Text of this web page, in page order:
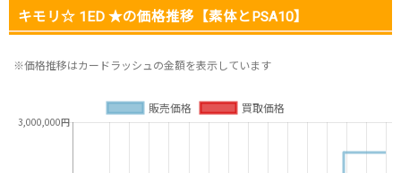
キモリ☆ 1ED ★の価格推移【素体とPSA10】
※価格推移はカードラッシュの金額を表示しています